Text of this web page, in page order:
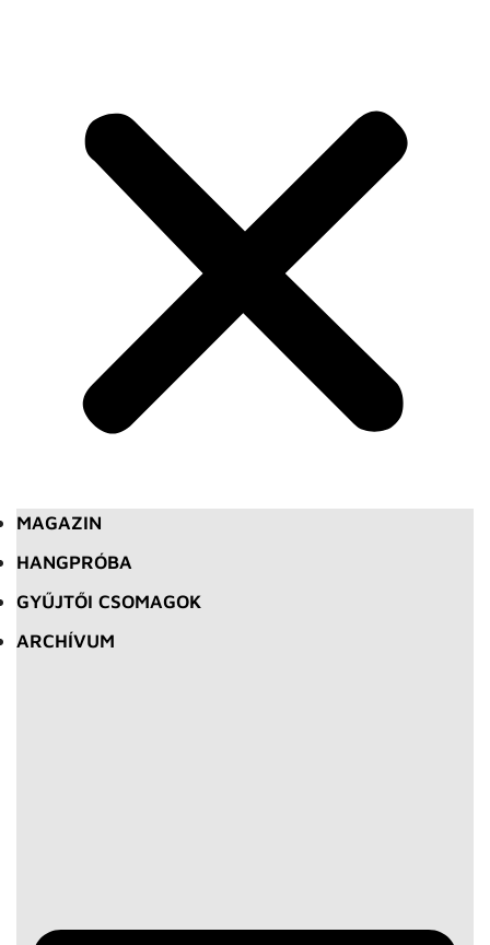
MAGAZIN
HANGPRÓBA
GYŰJTŐI CSOMAGOK
ARCHÍVUM